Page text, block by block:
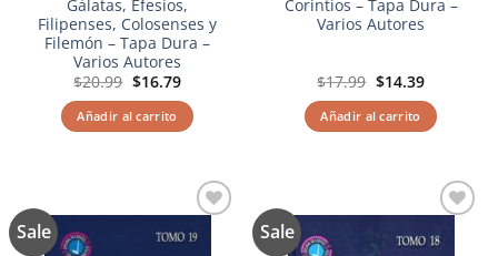
Gálatas, Efesios,
Filipenses, Colosenses y
Filemón – Tapa Dura –
Varios Autores
$20.99 El
original
era:
$20.99.
$16.79El
actual
es:
$16.79.
Añadir al carrito
Corintios – Tapa Dura –
Varios Autores
$17.99 El
original
era:
$17.99.
$14.39El
actual
es:
$14.39.
Añadir al carrito
Sale
Añadir
a la
Sale
Añadir
a la